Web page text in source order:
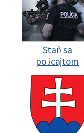
Staň sa
policajtom